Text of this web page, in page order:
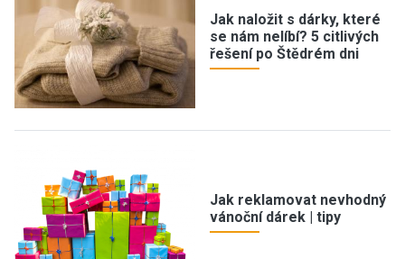
Jak naložit s dárky, které
se nám nelíbí? 5 citlivých
řešení po Štědrém dni
Jak reklamovat nevhodný
vánoční dárek | tipy